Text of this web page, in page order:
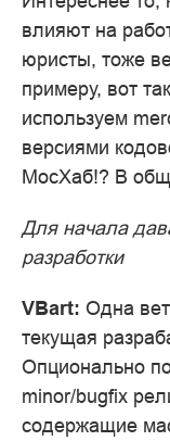
влияют на
юристы, тоже
примеру, вот
используем
версиями
МосХаб!? В
Для начала
разработки
VBart: Одна
текущая
Опционально
minor/bugfix
содержащие